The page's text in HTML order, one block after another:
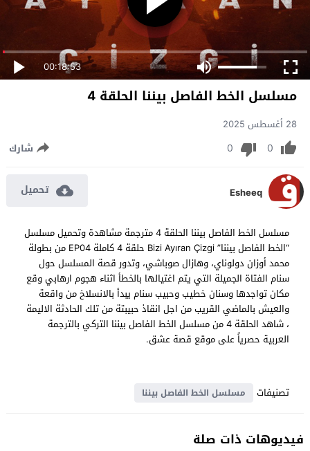
00:18:53
مسلسل الخط الفاصل بيننا الحلقة 4
28 أغسطس 2025
0
0 شارك
Esheeq تحميل
مسلسل الخط الفاصل بيننا الحلقة 4 مترجمة مشاهدة وتحميل مسلسل
“الخط الفاصل بيننا” Bizi Ayıran Çizgi حلقة 4 كاملة EP04 من بطولة
محمد أوزان دولوناي، وهازال صوباشي، وتدور قصة المسلسل حول
سنام الفتاة الجميلة التي يتم اغتيالها بالخطأ اثناء هجوم ارهابي وقع
مكان تواجدها وسنان خطيب وحبيب سنام يبدأ بالانسلاخ من واقعة
والعيش بالماضي القريب من اجل انقاذ حبيبتة من تلك الحادثة الاليمة
، شاهد الحلقة 4 من مسلسل الخط الفاصل بيننا التركي بالترجمة
العربية حصرياً على موقع قصة عشق.
تصنيفات مسلسل الخط الفاصل بيننا
فيديوهات ذات صلة